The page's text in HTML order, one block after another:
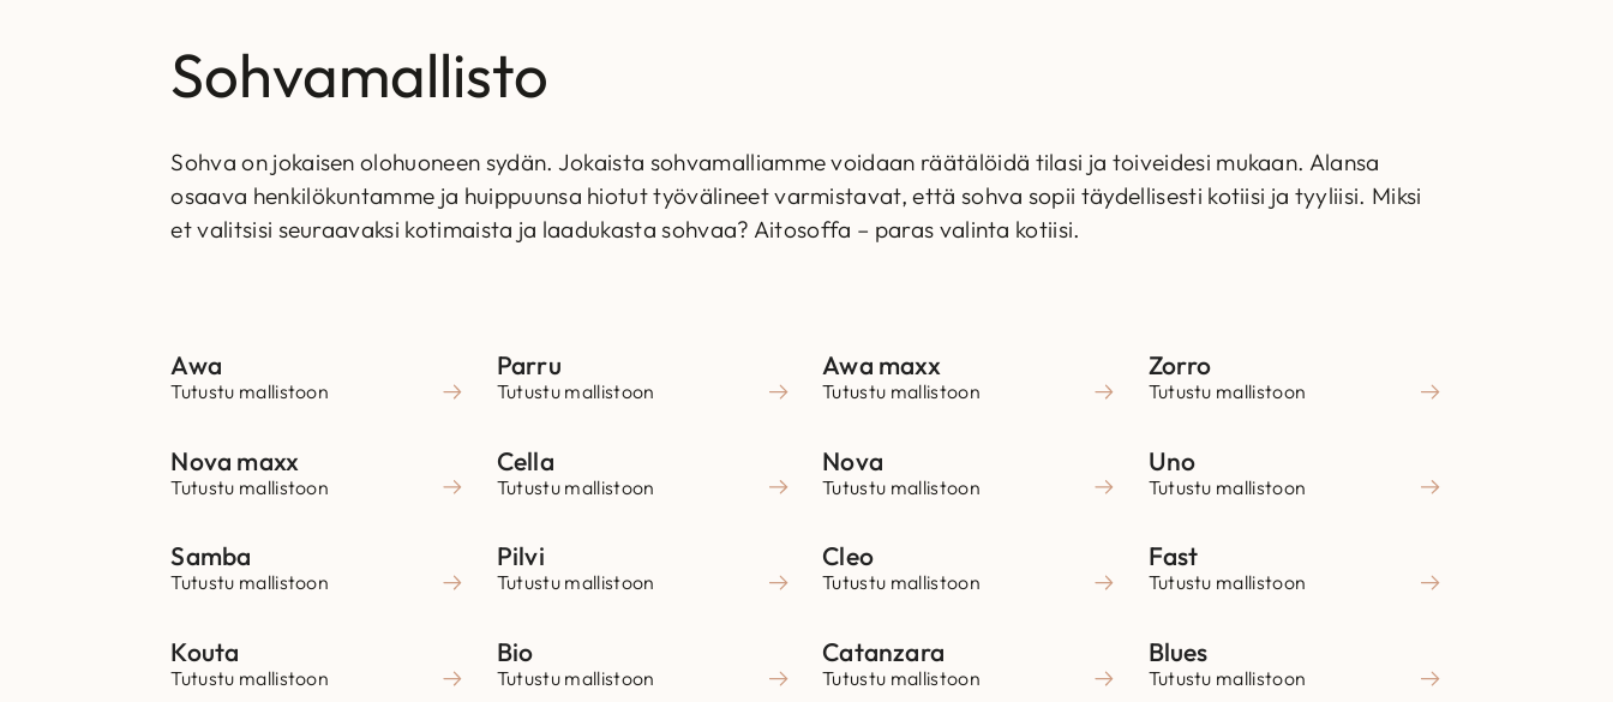
Sohvamallisto
Sohva on jokaisen olohuoneen sydän. Jokaista sohvamalliamme voidaan räätälöidä tilasi ja toiveidesi mukaan. Alansa
osaava henkilökuntamme ja huippuunsa hiotut työvälineet varmistavat, että sohva sopii täydellisesti kotiisi ja tyyliisi. Miksi
et valitsisi seuraavaksi kotimaista ja laadukasta sohvaa? Aitosoffa – paras valinta kotiisi.
Awa
Tutustu mallistoon
Parru
Tutustu mallistoon
Awa maxx
Tutustu mallistoon
Zorro
Tutustu mallistoon
Nova maxx
Tutustu mallistoon
Cella
Tutustu mallistoon
Nova
Tutustu mallistoon
Uno
Tutustu mallistoon
Samba
Tutustu mallistoon
Pilvi
Tutustu mallistoon
Cleo
Tutustu mallistoon
Fast
Tutustu mallistoon
Kouta
Tutustu mallistoon
Bio
Tutustu mallistoon
Catanzara
Tutustu mallistoon
Blues
Tutustu mallistoon